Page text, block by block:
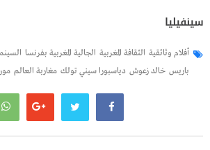
سينفيليا
أفلام وثائقية الثقافة المغربية الجالية المغربية بفرنسا
باريس خالد زعوش دياسبورا سيني تولك مغاربة العالم